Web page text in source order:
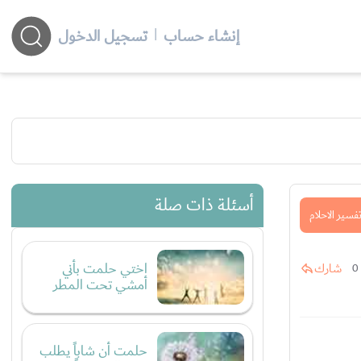
إنشاء حساب | تسجيل الدخول
تفسير الاحلام
0 شارك
أسئلة ذات صلة
اختي حلمت بأني
أمشي تحت المطر
حلمت أن شاباً يطلب